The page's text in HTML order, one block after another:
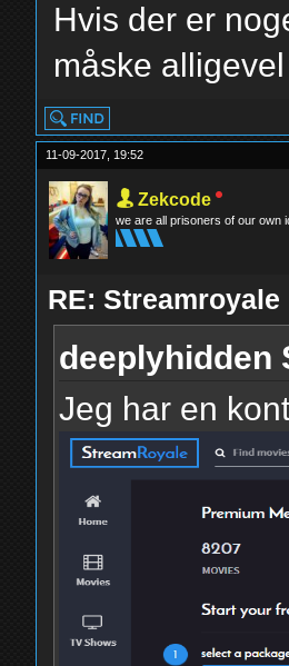
Hvis der er
måske
11-09-2017, 19:52
Zekcode
we are all prisoners of our own
RE: Streamroyale
deeplyhidden
Jeg har en